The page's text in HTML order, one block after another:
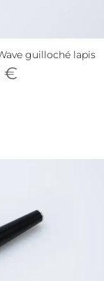
guilloché lapis
€